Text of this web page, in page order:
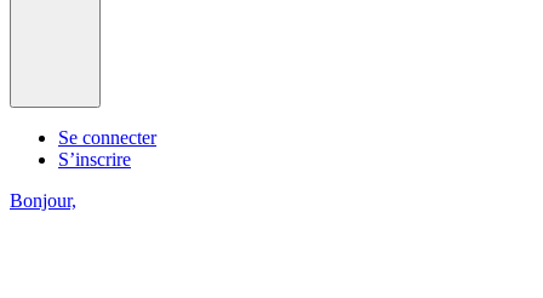
Se connecter
S’inscrire
Bonjour,